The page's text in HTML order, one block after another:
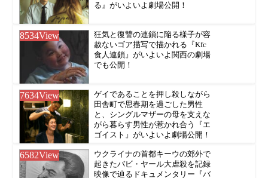
る』がいよいよ劇場公開！
8534View
狂気と復讐の連鎖に陥る様子が容
赦ないゴア描写で描かれる『Kfc
食人連鎖』がいよいよ関西の劇場
でも公開！
7634View
ゲイであることを押し殺しながら
田舎町で思春期を過ごした男性
と、シングルマザーの母を支えな
がら暮らす男性が惹かれ合う『エ
ゴイスト』がいよいよ劇場公開！
6582View
ウクライナの首都キーウの郊外で
起きたバビ・ヤール大虐殺を記録
映像で辿るドキュメンタリー『バ